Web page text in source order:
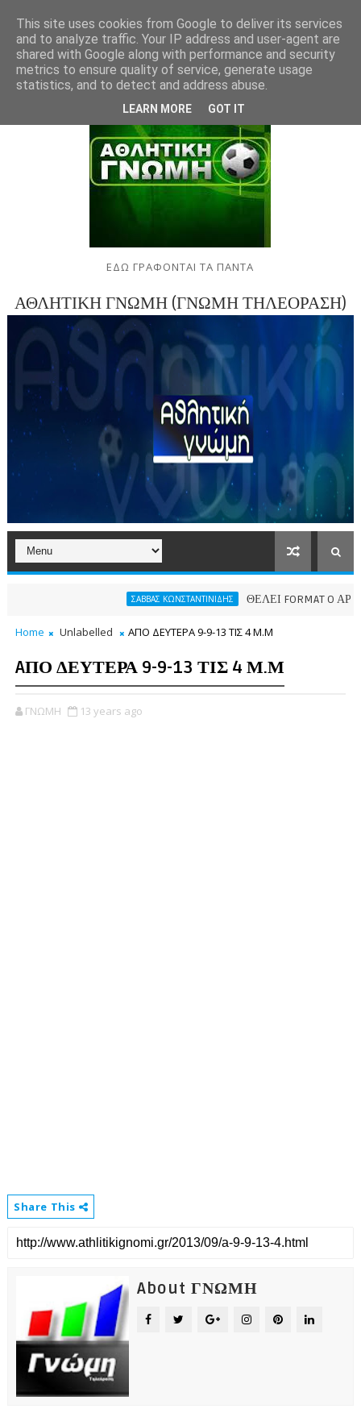
ΕΔΩ ΓΡΑΦΟΝΤΑΙ ΤΑ ΠΑΝΤΑ
ΑΘΛΗΤΙΚΗ ΓΝΩΜΗ (ΓΝΩΜΗ ΤΗΛΕΟΡΑΣΗ)
ΣΑΒΒΑΣ ΚΩΝΣΤΑΝΤΙΝΙΔΗΣ ΘΕΛΕΙ FORMAT O ΑΡΗΣ
Home Unlabelled AΠΟ ΔΕΥΤΕΡΑ 9-9-13 ΤΙΣ 4 Μ.Μ
AΠΟ ΔΕΥΤΕΡΑ 9-9-13 ΤΙΣ 4 Μ.Μ
ΓΝΩΜΗ 13 years ago
Share This
About ΓΝΩΜΗ
This site uses cookies from Google to deliver its services
and to analyze traffic. Your IP address and user-agent are
shared with Google along with performance and security
metrics to ensure quality of service, generate usage
statistics, and to detect and address abuse.
LEARN MORE GOT IT